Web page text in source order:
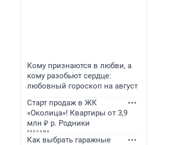
Кому признаются в любви, а
кому разобьют сердце:
любовный гороскоп на август
Старт продаж в ЖК
«Околица»! Квартиры от 3,9
млн ₽ р. Родники
Как выбрать гаражные